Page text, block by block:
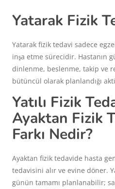
Yatarak Fizik
Yatarak fizik tedavi sadece
inşa etme sürecidir. Hastanın
dinlenme, beslenme, takip ve
bütüncül olarak planlandığı
Yatılı Fizik
Ayaktan Fizik
Farkı Nedir?
Ayaktan fizik tedavide hasta
tedavisini alır ve evine döner.
günün tamamı planlanabilir;